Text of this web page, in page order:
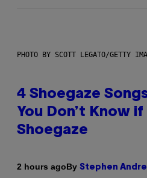
PHOTO BY SCOTT LEGATO/GETTY
4 Shoegaze
You Don’t Know if
Shoegaze
2 hours agoBy Stephen